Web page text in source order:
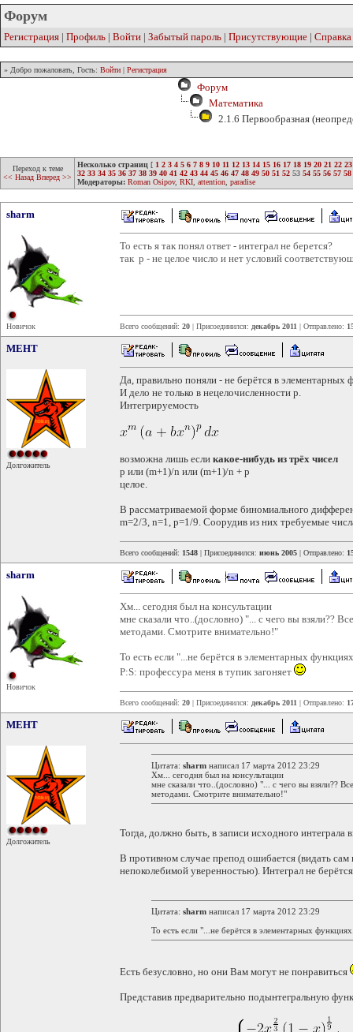
Форум
Регистрация | Профиль | Войти | Забытый пароль | Присутствующие | Справка
» Добро пожаловать, Гость: Войти | Регистрация
Форум
Математика
2.1.6 Первообразная
Переход к теме
<< Назад Вперед >>
Несколько страниц [ 1 2 3 4 5 6 7 8 9 10 11 12 13 14 15 16 17 18 19 20 21 22 23
32 33 34 35 36 37 38 39 40 41 42 43 44 45 46 47 48 49 50 51 52 53 54 55 56 57 58
Модераторы: Roman Osipov, RKI attention paradise
sharm
Новичок
То есть я так понял ответ - интеграл не берется?
так p - не целое число и нет условий
Всего сообщений: 20 | Присоединился: декабрь 2011 | Отправлено:
MEHT
Долгожитель
Да, правильно поняли - не берётся в элементарных
И дело не только в нецелочисленности p.
Интегрируемость
возможна лишь если какое-нибудь из трёх чисел
p или (m+1)/n или (m+1)/n + p
целое.
В рассматриваемой форме биномиального
m=2/3, n=1, p=1/9. Соорудив из них требуемые
Всего сообщений: 1548 | Присоединился: июнь 2005 | Отправлено:
sharm
Новичок
Хм... сегодня был на консультации
мне сказали что..(дословно) "... с чего вы взяли??
методами. Смотрите внимательно!"
То есть если "...не берётся в элементарных
P:S: профессура меня в тупик загоняет
Всего сообщений: 20 | Присоединился: декабрь 2011 | Отправлено:
MEHT
Долгожитель
Цитата: sharm написал 17 марта 2012 23:29
Хм... сегодня был на консультации
мне сказали что..(дословно) "... с чего вы взяли??
методами. Смотрите внимательно!"
Тогда, должно быть, в записи исходного интеграла
В противном случае препод ошибается (видать сам
непоколебимой уверенностью). Интеграл не
Цитата: sharm написал 17 марта 2012 23:29
То есть если "...не берётся в элементарных
Есть безусловно, но они Вам могут не понравиться
Представив предварительно подынтегральную